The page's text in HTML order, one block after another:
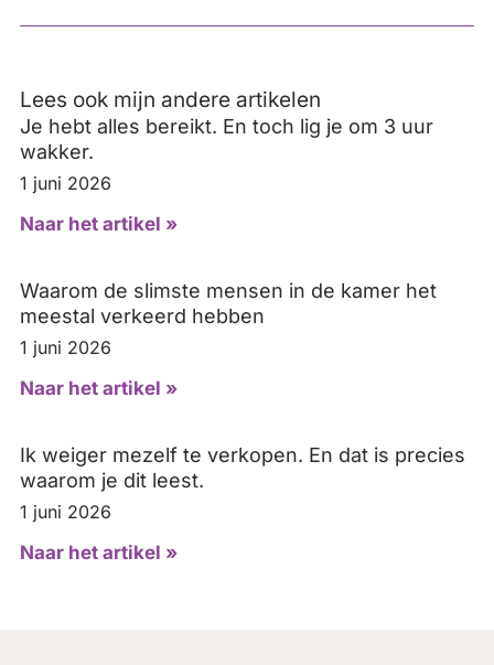
Lees ook mijn andere artikelen
Je hebt alles bereikt. En toch lig je om 3 uur
wakker.
1 juni 2026
Naar het artikel »
Waarom de slimste mensen in de kamer het
meestal verkeerd hebben
1 juni 2026
Naar het artikel »
Ik weiger mezelf te verkopen. En dat is precies
waarom je dit leest.
1 juni 2026
Naar het artikel »